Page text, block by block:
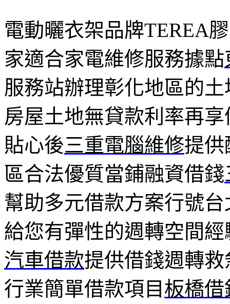
電動曬衣架品牌TEREA
家適合家電維修服務據點
服務站辦理彰化地區的
房屋土地無貸款利率再
貼心後三重電腦維修提供
區合法優質當鋪融資借錢
幫助多元借款方案行號
給您有彈性的週轉空間
汽車借款提供借錢週轉
行業簡單借款項目 板橋借